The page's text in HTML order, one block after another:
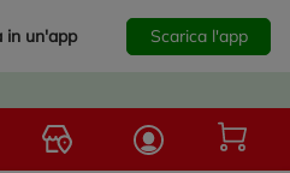
in un'app Scarica l'app
alla homepage